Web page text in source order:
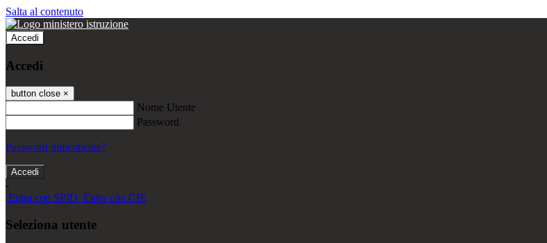
Salta al contenuto
Accedi
Accedi
button close ×
Nome Utente
Password
Password dimenticata?
-
Entra con SPID Entra con CIE
Seleziona utente